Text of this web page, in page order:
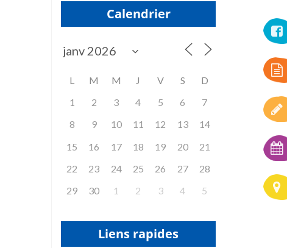
Calendrier
L M M J V S
D
1
2 3 4 5 6
7
8
9 10 11 12 13
14
15
16 17 18 19 20
21
22
23 24 25 26 27
28
29
30 1 2 3 4 5
Liens rapides